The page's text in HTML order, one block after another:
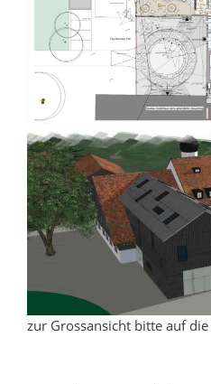
zur Grossansicht bitte auf